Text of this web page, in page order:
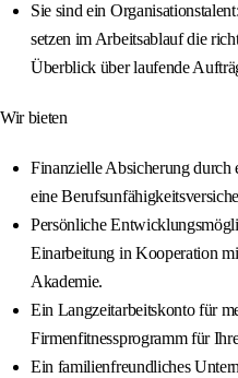
Sie sind ein
setzen im Arbeitsablauf die
Überblick über laufende
Wir bieten
Finanzielle Absicherung durch
eine
Persönliche
Einarbeitung in Kooperation
Akademie.
Ein Langzeitarbeitskonto für
Firmenfitnessprogramm für
Ein familienfreundliches